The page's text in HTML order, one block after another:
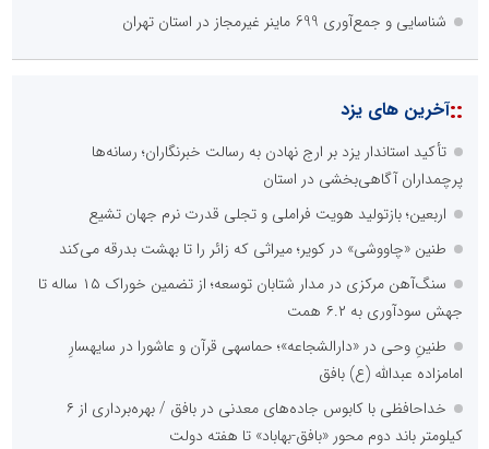
شناسایی و جمع‌آوری 699 ماینر غیرمجاز در استان تهران
::آخرین های یزد
تأکید استاندار یزد بر ارج نهادن به رسالت خبرنگاران؛ رسانه‌ها
پرچمداران آگاهی‌بخشی در استان
اربعین؛ بازتولید هویت فراملی و تجلی قدرت نرم جهان تشیع
طنین «چاووشی» در کویر؛ میراثی که زائر را تا بهشت بدرقه می‌کند
سنگ‌آهن مرکزی در مدار شتابان توسعه؛ از تضمین خوراک ۱۵ ساله تا
جهش سودآوری به ۶.۲ همت
طنینِ وحی در «دارالشجاعه»؛ حماسهی قرآن و عاشورا در سایهسارِ
امامزاده عبدالله (ع) بافق
خداحافظی با کابوس جاده‌های معدنی در بافق / بهره‌برداری از ۶
کیلومتر باند دوم محور «بافق-بهاباد» تا هفته دولت